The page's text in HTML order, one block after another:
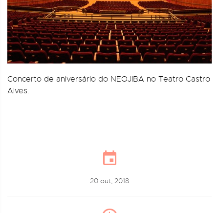
Concerto de aniversário do NEOJIBA no Teatro Castro
Alves.
20 out, 2018